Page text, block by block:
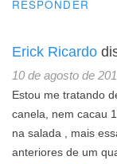
RESPONDER
Erick Ricardo
10 de agosto de
Estou me tratando
canela, nem cacau
na salada , mais
anteriores de um